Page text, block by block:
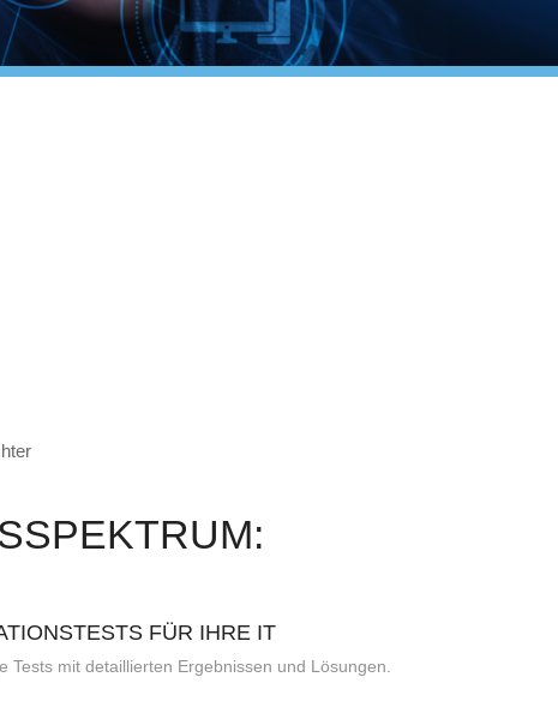
FÜR IHRE IT
Tests mit detaillierten Ergebnissen und Lösungen.